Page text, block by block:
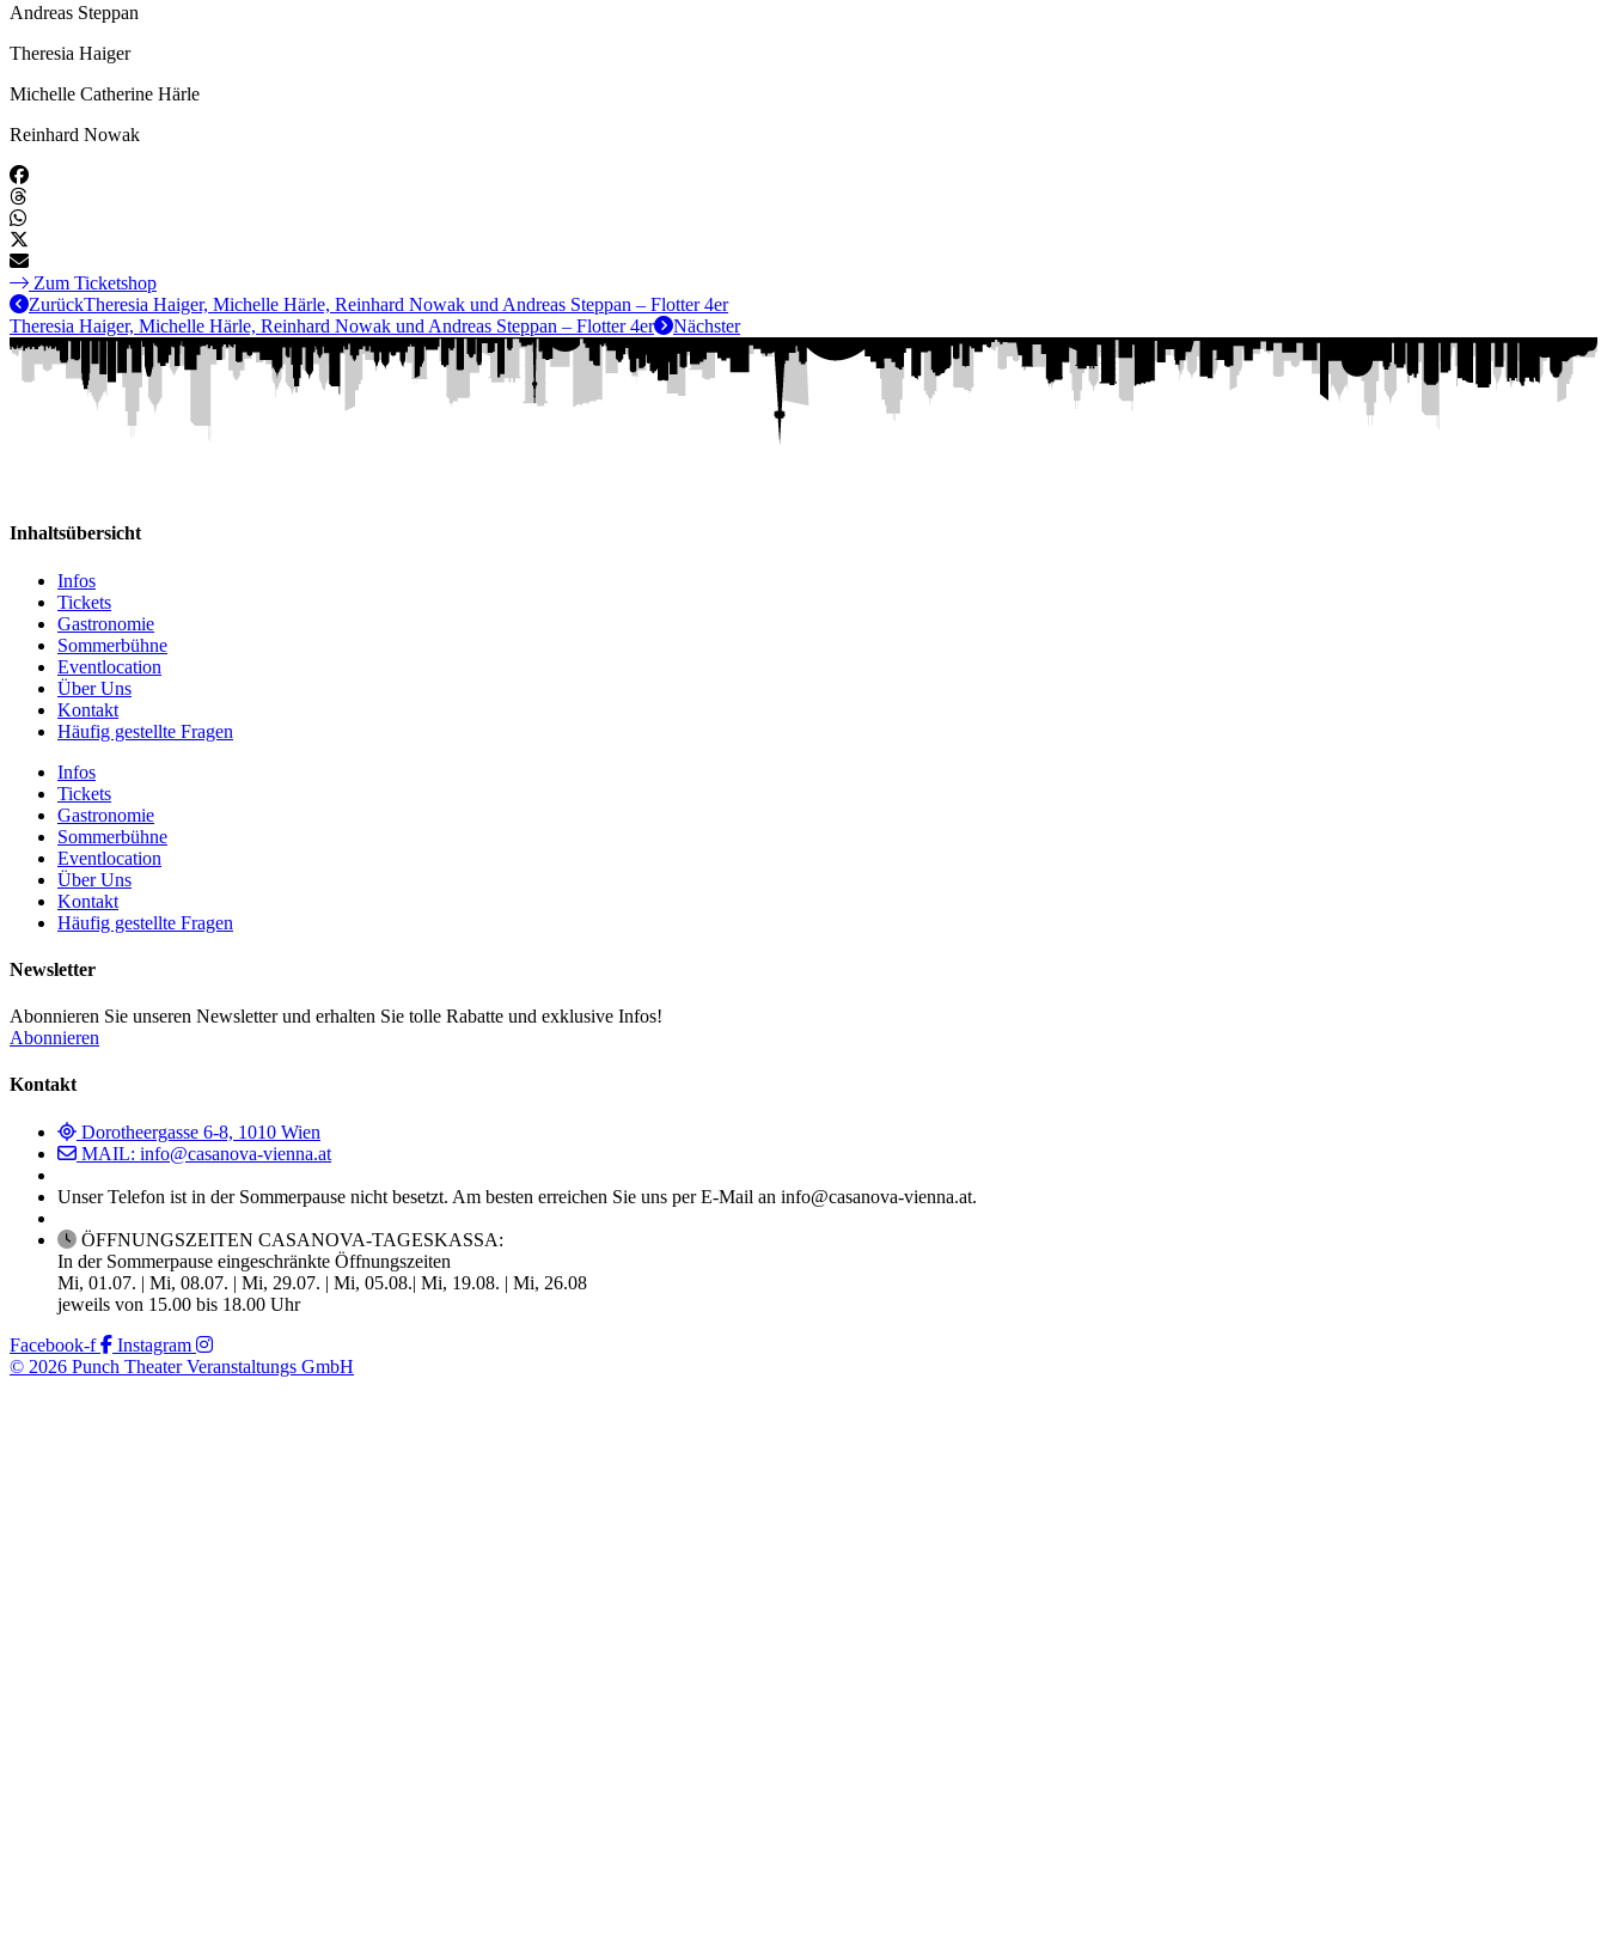
Andreas Steppan
Theresia Haiger
Michelle Catherine Härle
Reinhard Nowak
Zum Ticketshop
ZurückTheresia Haiger, Michelle Härle, Reinhard Nowak und Andreas Steppan – Flotter 4er
Theresia Haiger, Michelle Härle, Reinhard Nowak und Andreas Steppan – Flotter 4er
Nächster
Inhaltsübersicht
Infos
Tickets
Gastronomie
Sommerbühne
Eventlocation
Über Uns
Kontakt
Häufig gestellte Fragen
Infos
Tickets
Gastronomie
Sommerbühne
Eventlocation
Über Uns
Kontakt
Häufig gestellte Fragen
Newsletter
Abonnieren Sie unseren Newsletter und erhalten Sie tolle Rabatte und exklusive Infos!
Abonnieren
Kontakt
Dorotheergasse 6-8, 1010 Wien
MAIL: info@casanova-vienna.at
Unser Telefon ist in der Sommerpause nicht besetzt. Am besten erreichen Sie uns per E-Mail an info@casanova-vienna.at.
ÖFFNUNGSZEITEN CASANOVA-TAGESKASSA:
In der Sommerpause eingeschränkte Öffnungszeiten
Mi, 01.07. | Mi, 08.07. | Mi, 29.07. | Mi, 05.08.| Mi, 19.08. | Mi, 26.08
jeweils von 15.00 bis 18.00 Uhr
Facebook-f
Instagram
© 2026 Punch Theater Veranstaltungs GmbH